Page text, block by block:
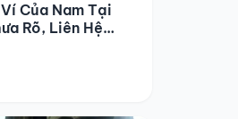
Của Nam Tại
Rõ, Liên Hệ